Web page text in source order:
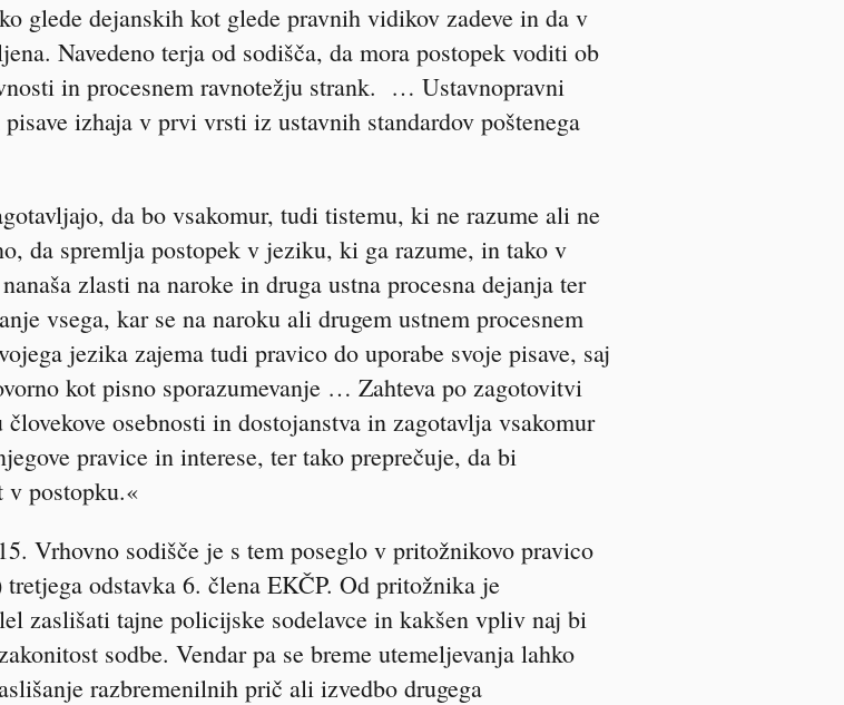
glede dejanskih kot glede pravnih vidikov zadeve in da v
Navedeno terja od sodišča, da mora postopek voditi ob
in procesnem ravnotežju strank. … Ustavnopravni
izhaja v prvi vrsti iz ustavnih standardov poštenega
da bo vsakomur, tudi tistemu, ki ne razume ali ne
da spremlja postopek v jeziku, ki ga razume, in tako v
zlasti na naroke in druga ustna procesna dejanja ter
vsega, kar se na naroku ali drugem ustnem procesnem
jezika zajema tudi pravico do uporabe svoje pisave, saj
kot pisno sporazumevanje … Zahteva po zagotovitvi
osebnosti in dostojanstva in zagotavlja vsakomur
pravice in interese, ter tako preprečuje, da bi
v postopku.«
Vrhovno sodišče je s tem poseglo v pritožnikovo pravico
odstavka 6. člena EKČP. Od pritožnika je
zaslišati tajne policijske sodelavce in kakšen vpliv naj bi
sodbe. Vendar pa se breme utemeljevanja lahko
razbremenilnih prič ali izvedbo drugega